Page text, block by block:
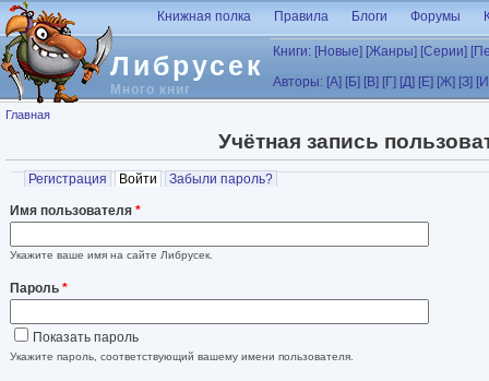
Перейти к основному содержанию
Либрусек
Много книг
Книжная полка Правила Блоги Форумы
Книги: [Новые] [Жанры] [Серии]
Авторы: [А] [Б] [В] [Г] [Д] [Е] [Ж] [З]
Вы здесь
Главная
Учётная запись
Главные вкладки
Регистрация Войти (активная вкладка)
Забыли пароль?
Имя пользователя *
Укажите ваше имя на сайте Либрусек.
Пароль *
Показать пароль
Укажите пароль, соответствующий вашему имени пользователя.